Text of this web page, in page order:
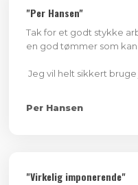
"Per Hansen"
Tak for et godt stykke
en god tømmer som kan
Jeg vil helt sikkert bruge
Per Hansen
"Virkelig imponerende"